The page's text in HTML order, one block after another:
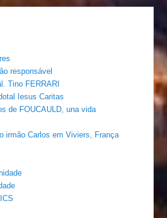
responsável
Tino FERRARI
Iesus Caritas
de FOUCAULD, una vida
irmão Carlos em Viviers, França